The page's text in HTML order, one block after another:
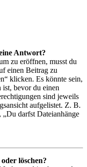
Antwort?
zu eröffnen, musst du
einen Beitrag zu
klicken. Es könnte sein,
ist, bevor du einen
sind jeweils
aufgelistet. Z. B.
„Du darfst Dateianhänge
löschen?